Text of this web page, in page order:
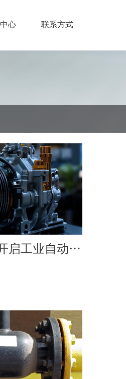
心 联系方式
泵阀智能化升级，开启工业自动化新篇章